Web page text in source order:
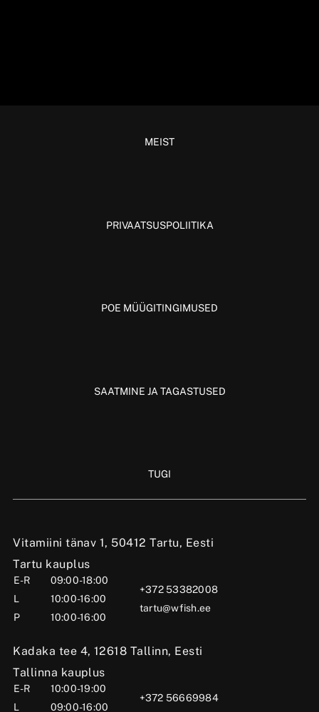
Vitamiini tänav 1, 50412 Tartu, Eesti
Tartu kauplus
E-R
09:00-18:00
L
10:00-16:00
P
10:00-16:00
+372 53382008
tartu@wfish.ee
Kadaka tee 4, 12618 Tallinn, Eesti
Tallinna kauplus
E-R
10:00-19:00
L
09:00-16:00
+372 56669984
MEIST
PRIVAATSUSPOLIITIKA
POE MÜÜGITINGIMUSED
SAATMINE JA TAGASTUSED
TUGI